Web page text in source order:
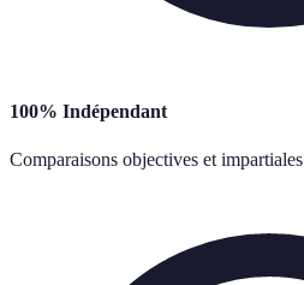
100% Indépendant
Comparaisons objectives et impartiales